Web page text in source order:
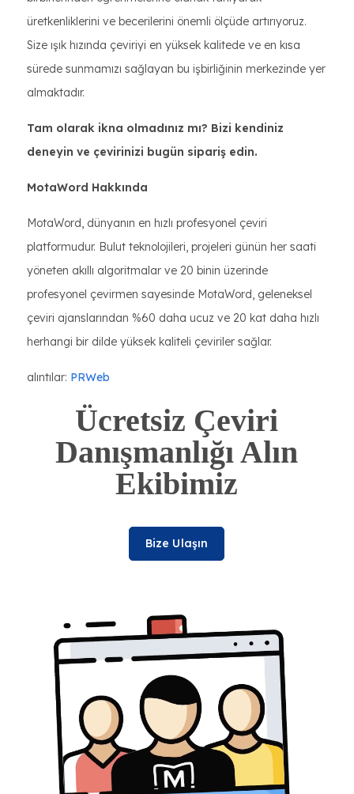
üretkenliklerini ve becerilerini önemli ölçüde artırıyoruz.
Size ışık hızında çeviriyi en yüksek kalitede ve en kısa
sürede sunmamızı sağlayan bu işbirliğinin merkezinde yer
almaktadır.
Tam olarak ikna olmadınız mı? Bizi kendiniz
deneyin ve çevirinizi bugün sipariş edin.
MotaWord Hakkında
MotaWord, dünyanın en hızlı profesyonel çeviri
platformudur. Bulut teknolojileri, projeleri günün her saati
yöneten akıllı algoritmalar ve 20 binin üzerinde
profesyonel çevirmen sayesinde MotaWord, geleneksel
çeviri ajanslarından %60 daha ucuz ve 20 kat daha hızlı
herhangi bir dilde yüksek kaliteli çeviriler sağlar.
alıntılar: PRWeb
Ücretsiz Çeviri
Danışmanlığı Alın
Ekibimiz
Bize Ulaşın